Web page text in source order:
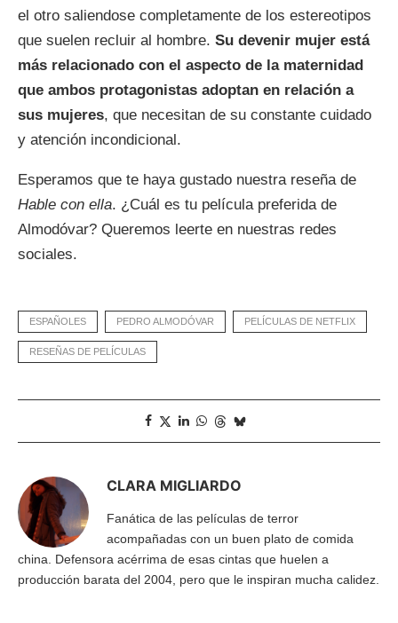
el otro saliendose completamente de los estereotipos
que suelen recluir al hombre. Su devenir mujer está
más relacionado con el aspecto de la maternidad
que ambos protagonistas adoptan en relación a
sus mujeres, que necesitan de su constante cuidado
y atención incondicional.
Esperamos que te haya gustado nuestra reseña de
Hable con ella. ¿Cuál es tu película preferida de
Almodóvar? Queremos leerte en nuestras redes
sociales.
ESPAÑOLES PEDRO ALMODÓVAR PELÍCULAS DE NETFLIX
RESEÑAS DE PELÍCULAS
CLARA MIGLIARDO
Fanática de las películas de terror
acompañadas con un buen plato de comida
china. Defensora acérrima de esas cintas que huelen a
producción barata del 2004, pero que le inspiran mucha calidez.